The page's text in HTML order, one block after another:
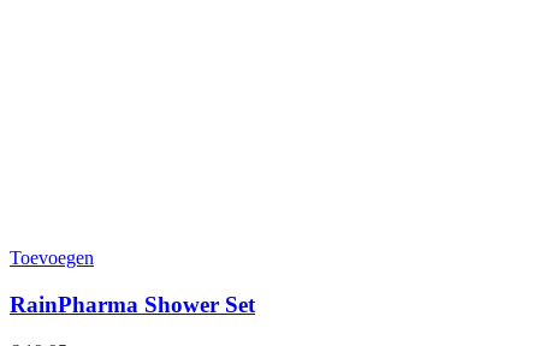
Toevoegen
RainPharma Shower Set